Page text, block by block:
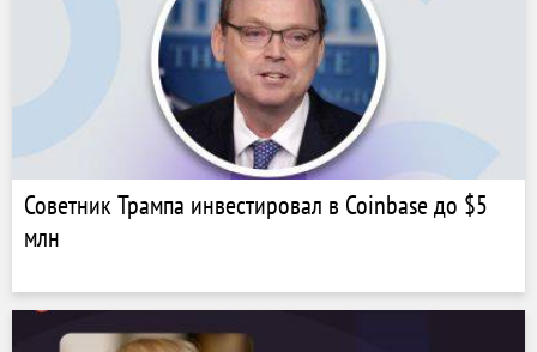
Советник Трампа инвестировал в Coinbase до $5
млн